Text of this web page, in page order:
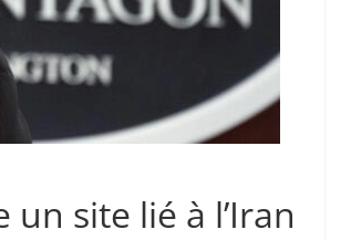
site lié à l’Iran